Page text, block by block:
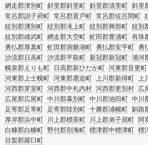
網走郡津別町 斜里郡斜里町 斜里郡清里町 斜里
常呂郡訓子府町 常呂郡置戸町 常呂郡佐呂間町
紋別郡湧別町 紋別郡滝上町 紋別郡興部町 紋別
紋別郡雄武町 網走郡大空町 虻田郡豊浦町 有珠
勇払郡厚真町 虻田郡洞爺湖町 勇払郡安平町 勇
沙流郡日高町 沙流郡平取町 新冠郡新冠町 浦河
幌泉郡えりも町
日高郡新ひだか町 河東郡音更町
河東郡上士幌町 河東郡鹿追町 上川郡新得町 上
河西郡芽室町 河西郡中札内村 河西郡更別村 広
広尾郡広尾町 中川郡幕別町 中川郡池田町 中川
足寄郡足寄町 足寄郡陸別町 十勝郡浦幌町 釧路
厚岸郡浜中町
川上郡標茶町 川上郡弟子屈町 阿
白糠郡白糠町 野付郡別海町 標津郡中標津町 標
目梨郡羅臼町